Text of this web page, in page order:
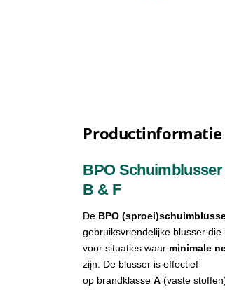
Productinformatie
BPO
B & F
De BPO
gebruiksvriendelijke blusser die
voor situaties waar minimale
zijn. De blusser is effectief
op brandklasseA (vaste